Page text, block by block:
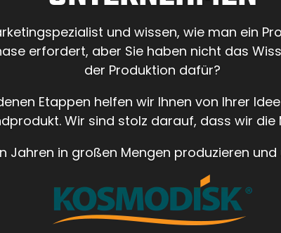
und wissen, wie man ein
erfordert, aber Sie haben nicht das
der Produktion dafür?
Etappen helfen wir Ihnen von Ihrer
Wir sind stolz darauf, dass wir die
Jahren in großen Mengen produzieren